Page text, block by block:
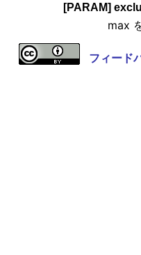
[PARAM]
max
フィード